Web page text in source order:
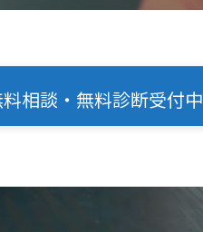
相談・無料診断受付中